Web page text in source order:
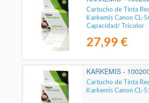
Cartucho de Tinta
Karkemis Canon CL-
Capacidad/ Tricolor
27,99 €
KARKEMIS -
Cartucho de Tinta
Karkemis Canon CL-